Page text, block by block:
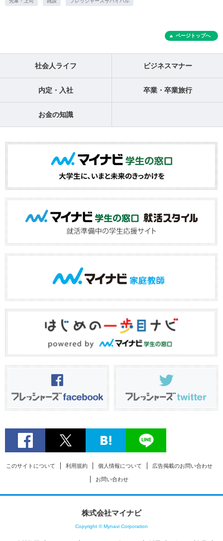
ページトップへ
社会人ライフ ビジネスマナー
内定・入社 卒業・卒業旅行
お金の知識
このサイトについて 利用規約 個人情報について 広告掲載のお問い合わせ
お問い合わせ
株式会社マイナビ
Copyright © Mynavi Corporation